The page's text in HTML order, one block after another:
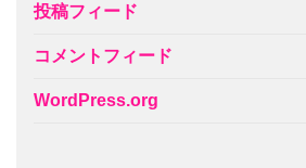
投稿フィード
コメントフィード
WordPress.org